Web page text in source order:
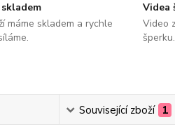
máme skladem a rychle
Videa
Video
šperku.
Související zboží 1